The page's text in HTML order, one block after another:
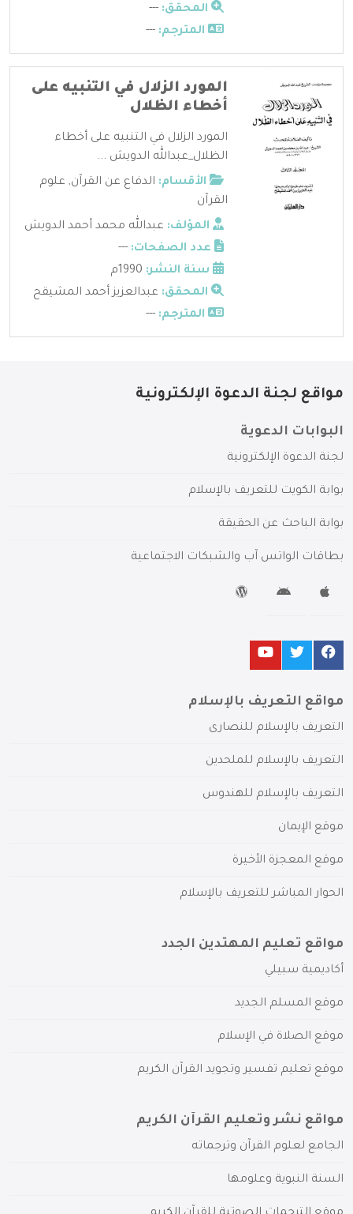
المحقق: ---
المترجم: ---
المورد الزلال في التنبيه على
أخطاء الظلال
المورد الزلال في التنبيه على أخطاء
الظلال_عبدالله الدويش ...
الأقسام: الدفاع عن القرآن, علوم
القرآن
المؤلف: عبدالله محمد أحمد الدويش
عدد الصفحات: ---
سنة النشر:
المحقق: عبدالعزيز أحمد المشيقح
المترجم: ---
مواقع لجنة الدعوة الإلكترونية
البوابات الدعوية
لجنة الدعوة الإلكترونية
بوابة الكويت للتعريف بالإسلام
بوابة الباحث عن الحقيقة
بطاقات الواتس آب والشبكات الاجتماعية
مواقع التعريف بالإسلام
التعريف بالإسلام للنصارى
التعريف بالإسلام للملحدين
التعريف بالإسلام للهندوس
موقع الإيمان
موقع المعجزة الأخيرة
الحوار المباشر للتعريف بالإسلام
مواقع تعليم المهتدين الجدد
أكاديمية سبيلي
موقع المسلم الجديد
موقع الصلاة في الإسلام
موقع تعليم تفسير وتجويد القرآن الكريم
مواقع نشر وتعليم القرآن الكريم
الجامع لعلوم القرآن وترجماته
السنة النبوية وعلومها